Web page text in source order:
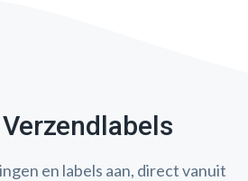
en labels aan, direct vanuit